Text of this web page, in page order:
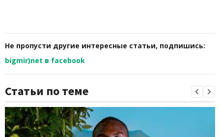
Не пропусти другие интересные статьи, подпишись:
bigmir)net в facebook
Статьи по теме